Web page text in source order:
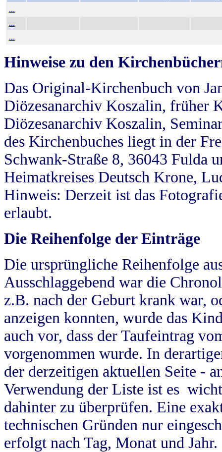
...
...
...
Hinweise zu den
Das Original-Kirchenbuch von
Diözesanarchiv Koszalin, früher
Diözesanarchiv Koszalin,
des Kirchenbuches liegt in der
Schwank-Straße 8, 36043 Fulda
Heimatkreises Deutsch Krone,
Hinweis: Derzeit ist das
erlaubt.
Die Reihenfolge der Einträge
Die ursprüngliche Reihenfolge
Ausschlaggebend war die
z.B. nach der Geburt krank war,
anzeigen konnten, wurde das
auch vor, dass der Taufeintrag
vorgenommen wurde. In
der derzeitigen aktuellen Seite -
Verwendung der Liste ist es
dahinter zu überprüfen. Eine
technischen Gründen nur
erfolgt nach Tag, Monat und Jahr.